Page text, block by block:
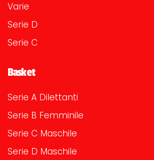
Varie
Serie D
Serie C
Basket
Serie A Dilettanti
Serie B Femminile
Serie C Maschile
Serie D Maschile